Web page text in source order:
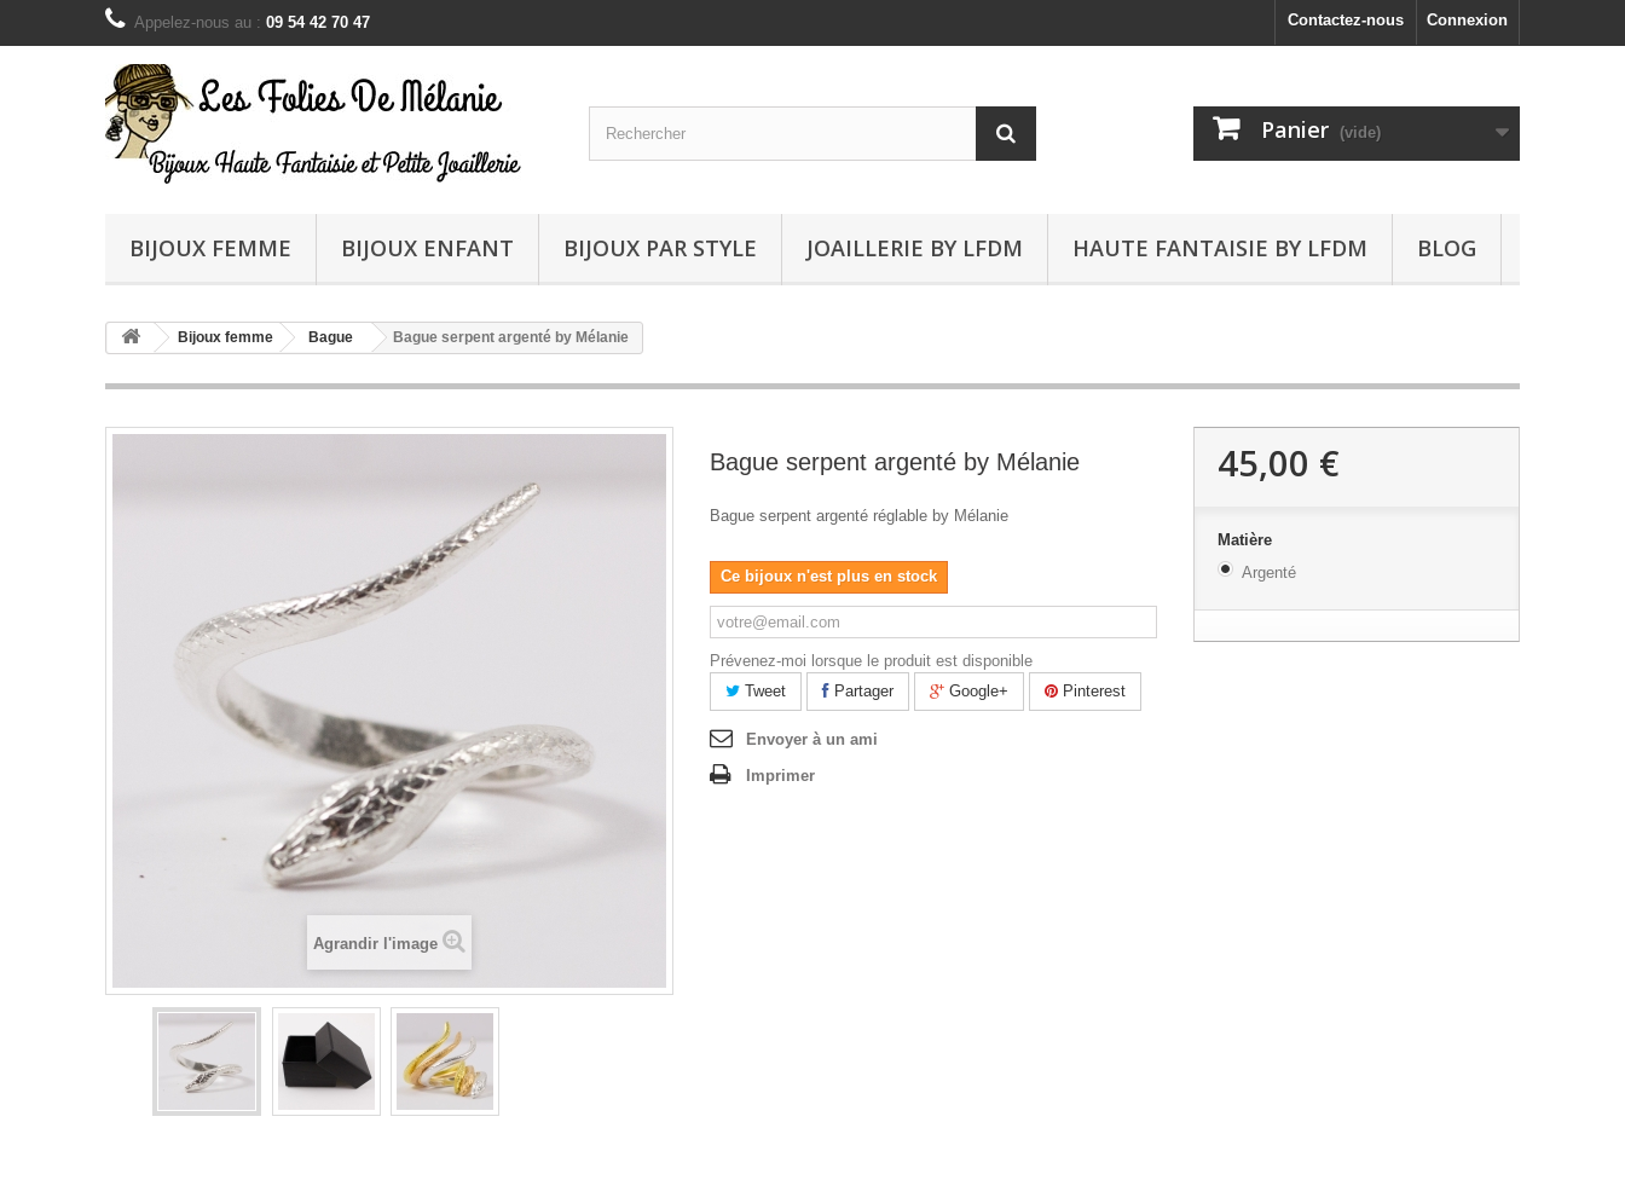
Connexion
Contactez-nous
Appelez-nous au : 09 54 42 70 47
Panier (vide)
BIJOUX FEMME BIJOUX ENFANT BIJOUX PAR STYLE JOAILLERIE BY LFDM HAUTE FANTAISIE BY LFDM BLOG
Bijoux femme Bague Bague serpent argenté by Mélanie
Agrandir l'image
Bague serpent argenté by Mélanie
Bague serpent argenté réglable by Mélanie
Ce bijoux n'est plus en stock
Prévenez-moi lorsque le produit est disponible
Tweet
Partager Google+ Pinterest
Envoyer à un ami
Imprimer
45,00 €
Matière
Argenté